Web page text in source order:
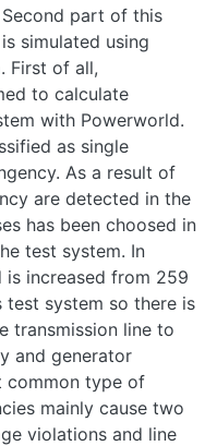
part of this
simulated using
First of all,
to calculate
with Powerworld.
as single
As a result of
are detected in the
has been choosed in
test system. In
increased from 259
test system so there is
transmission line to
and generator
common type of
mainly cause two
violations and line